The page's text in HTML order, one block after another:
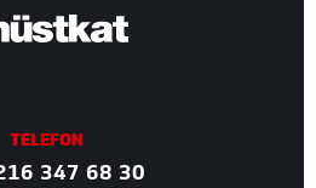
TELEFON
347 68 30